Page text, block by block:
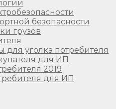
безопасности
грузов
для уголка потребителя
для ИП
2019
для ИП